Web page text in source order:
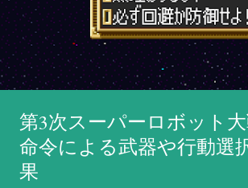
第3次スーパーロボット
命令による武器や行動選
果